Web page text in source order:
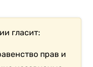
гласит:
прав и